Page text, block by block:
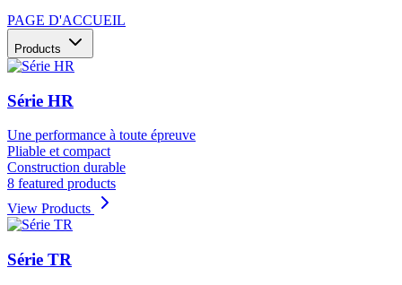
PAGE D'ACCUEIL
Products
Série HR
Une performance à toute épreuve
Pliable et compact
Construction durable
8 featured products
View Products
Série TR